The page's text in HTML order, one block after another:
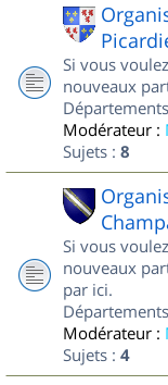
Si vous
nouveaux
Modérateur :
Sujets : 8
Si vous
nouveaux
par ici.
Modérateur :
Sujets : 4